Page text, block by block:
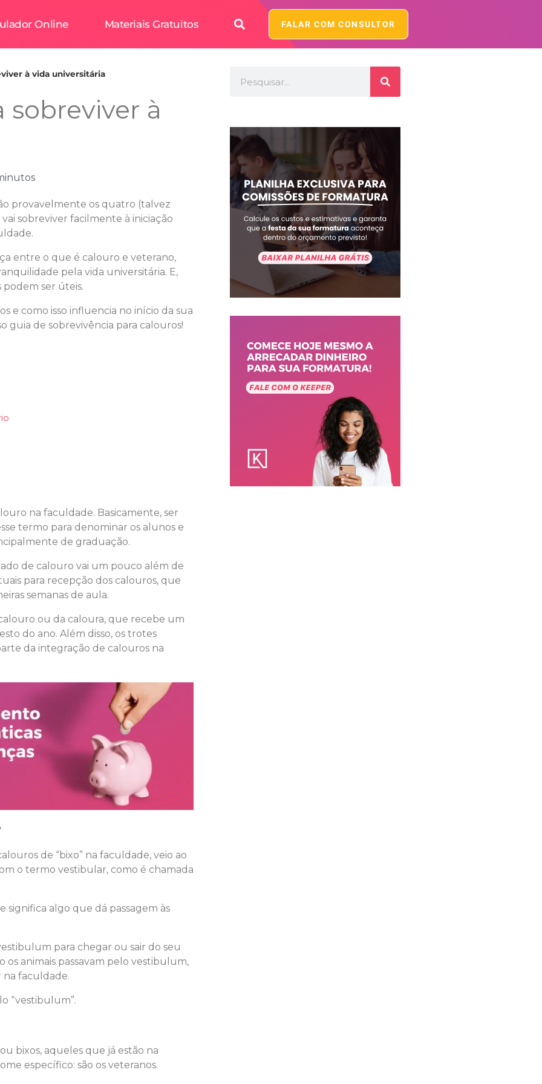
Online Materiais Gratuitos FALAR COM CONSULTOR
à vida universitária
sobreviver à
provavelmente os quatro (talvez
sobreviver facilmente à iniciação
entre o que é calouro e veterano,
pela vida universitária. E,
podem ser úteis.
e como isso influencia no início da sua
guia de sobrevivência para calouros!
na faculdade. Basicamente, ser
termo para denominar os alunos e
de graduação.
de calouro vai um pouco além de
para recepção dos calouros, que
semanas de aula.
ou da caloura, que recebe um
do ano. Além disso, os trotes
da integração de calouros na
de “bixo” na faculdade, veio ao
o termo vestibular, como é chamada
significa algo que dá passagem às
para chegar ou sair do seu
os animais passavam pelo vestibulum,
na faculdade.
“vestibulum”.
bixos, aqueles que já estão na
específico: são os veteranos.